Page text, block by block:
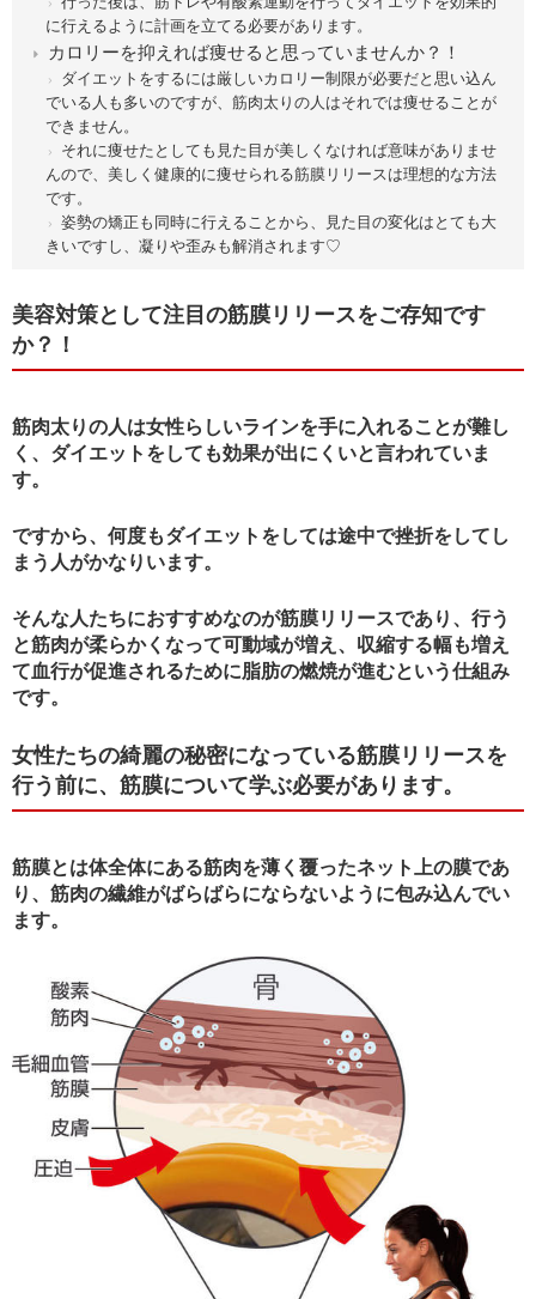
に行えるように計画を立てる必要があります。
カロリーを抑えれば痩せると思っていませんか？！
ダイエットをするには厳しいカロリー制限が必要だと思い込ん
でいる人も多いのですが、筋肉太りの人はそれでは痩せることが
できません。
それに痩せたとしても見た目が美しくなければ意味がありませ
んので、美しく健康的に痩せられる筋膜リリースは理想的な方法
です。
姿勢の矯正も同時に行えることから、見た目の変化はとても大
きいですし、凝りや歪みも解消されます♡
美容対策として注目の筋膜リリースをご存知です
か？！
筋肉太りの人は女性らしいラインを手に入れることが難し
く、ダイエットをしても効果が出にくいと言われていま
す。
ですから、何度もダイエットをしては途中で挫折をしてし
まう人がかなりいます。
そんな人たちにおすすめなのが筋膜リリースであり、行う
と筋肉が柔らかくなって可動域が増え、収縮する幅も増え
て血行が促進されるために脂肪の燃焼が進むという仕組み
です。
女性たちの綺麗の秘密になっている筋膜リリースを
行う前に、筋膜について学ぶ必要があります。
筋膜とは体全体にある筋肉を薄く覆ったネット上の膜であ
り、筋肉の繊維がばらばらにならないように包み込んでい
ます。